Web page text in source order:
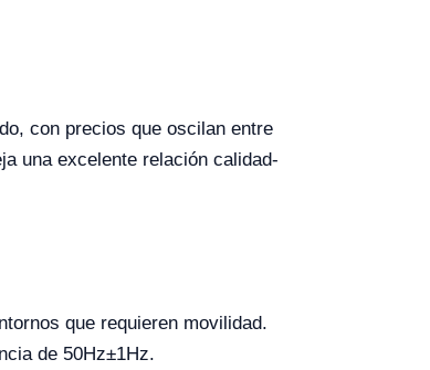
con precios que oscilan entre
una excelente relación calidad-
que requieren movilidad.
de 50Hz±1Hz.